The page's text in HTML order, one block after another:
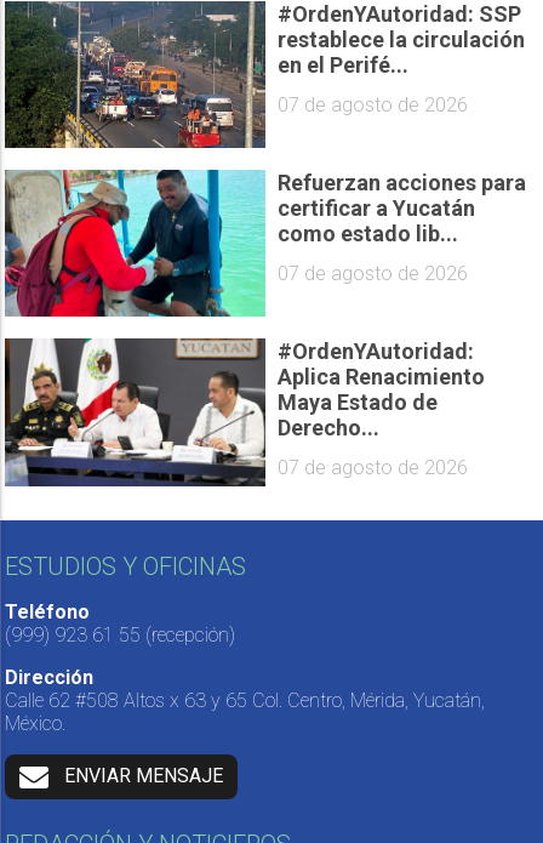
#OrdenYAutoridad: SSP
restablece la circulación
en el Perifé...
07 de agosto de 2026
Refuerzan acciones para
certificar a Yucatán
como estado lib...
07 de agosto de 2026
#OrdenYAutoridad:
Aplica Renacimiento
Maya Estado de
Derecho...
07 de agosto de 2026
ESTUDIOS Y OFICINAS
Teléfono
(999) 923 61 55 (recepción)
Dirección
Calle 62 #508 Altos x 63 y 65 Col. Centro, Mérida, Yucatán,
México.
ENVIAR MENSAJE